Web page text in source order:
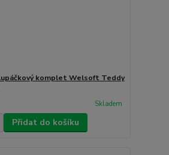
komplet Welsoft Teddy
Skladem
Přidat do košíku